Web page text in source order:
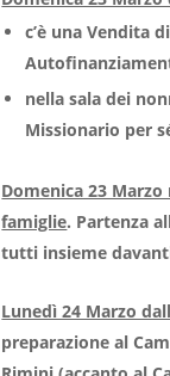
c’è una Vendita
nella sala dei
Missionario per
Domenica 23
famiglie. Partenza
tutti insieme
Lunedì 24 Marzo
preparazione al